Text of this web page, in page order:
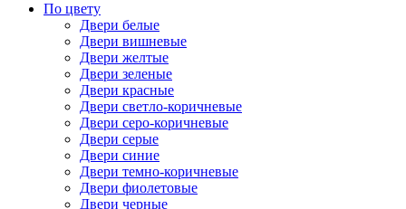
По цвету
Двери белые
Двери вишневые
Двери желтые
Двери зеленые
Двери красные
Двери светло-коричневые
Двери серо-коричневые
Двери серые
Двери синие
Двери темно-коричневые
Двери фиолетовые
Двери черные